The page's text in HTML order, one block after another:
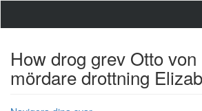
How drog grev Otto
mördare drottning